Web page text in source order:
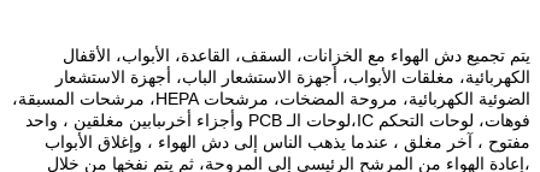
يتم تجميع دش الهواء مع الخزانات، السقف، القاعدة، الأبواب، الأقفال
الكهربائية، مغلقات الأبواب، أجهزة الاستشعار الباب، أجهزة الاستشعار
الضوئية الكهربائية، مروحة المضخات، مرشحات HEPA، مرشحات المسبقة،
فوهات، لوحات التحكم IC،لوحات الـ PCB وأجزاء أخرىبابين مغلقين ، واحد
مفتوح ، آخر مغلق ، عندما يذهب الناس إلى دش الهواء ، وإغلاق الأبواب
،إعادة الهواء من المرشح الرئيسي إلى المروحة، ثم يتم نفخها من خلال